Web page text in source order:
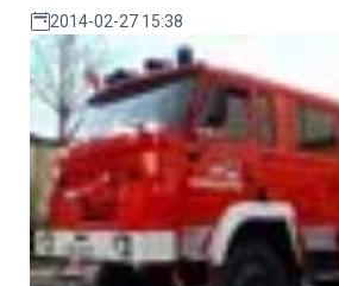
2014-02-27 15:38